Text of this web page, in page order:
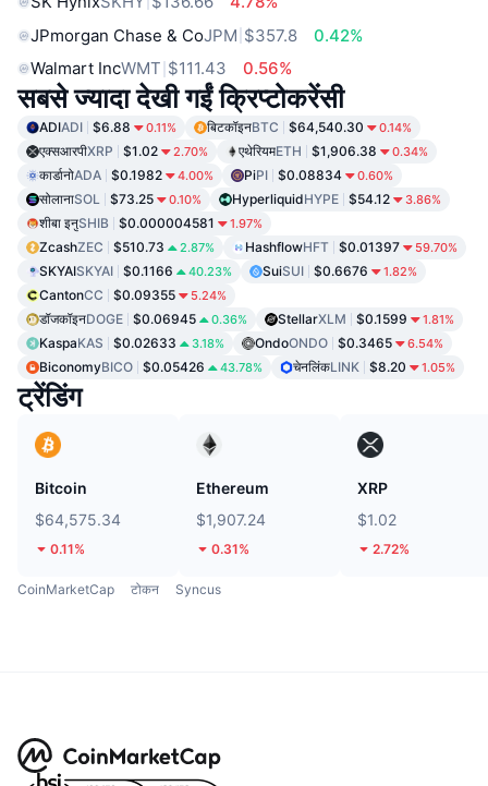
JPmorgan Chase & CoJPM $357.8
0.42%
Walmart IncWMT $111.43 0.56%
सबसे ज्यादा देखी गईं क्रिप्टोकरेंसी
ADIADI $6.88 0.11% बिटकॉइनBTC $64,540.30 0.14%
एक्सआरपीXRP $1.02 2.70% एथेरियमETH $1,906.38 0.34%
कार्डानोADA $0.1982 4.00% PiPI $0.08834 0.60%
सोलानाSOL $73.25 0.10% HyperliquidHYPE $54.12 3.86%
शीबा इनुSHIB $0.000004581 1.97%
ZcashZEC $510.73 2.87% HashflowHFT $0.01397 59.70%
SKYAISKYAI $0.1166 40.23% SuiSUI $0.6676 1.82%
CantonCC $0.09355 5.24%
डॉजकॉइनDOGE $0.06945 0.36% StellarXLM $0.1599 1.81%
KaspaKAS $0.02633 3.18% OndoONDO $0.3465 6.54%
BiconomyBICO $0.05426 43.78% चेनलिंकLINK $8.20 1.05%
ट्रेंडिंग
Bitcoin
$64,575.34
0.11%
Ethereum
$1,907.24
0.31%
XRP
$1.02
2.72%
CoinMarketCap टोकन Syncus